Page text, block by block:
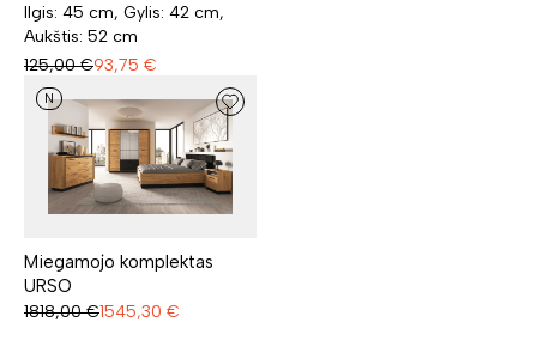
Ilgis: 45 cm, Gylis: 42 cm,
Aukštis: 52 cm
125,00 €93,75 €
N
Miegamojo komplektas
URSO
1818,00 €1545,30 €